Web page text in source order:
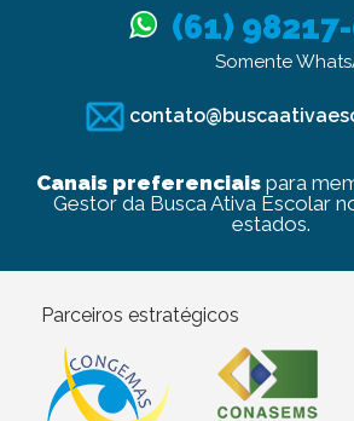
(61)
Somente
Canais preferenciaispara
Gestor da Busca Ativa Escolar
estados.
Parceiros estratégicos